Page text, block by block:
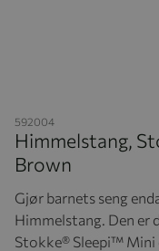
592004
Himmelstang,
Brown
Gjør barnets seng
Himmelstang. Den er
Stokke® Sleepi™ Mini